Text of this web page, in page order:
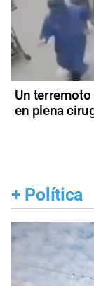
Un
en plena
+ Política